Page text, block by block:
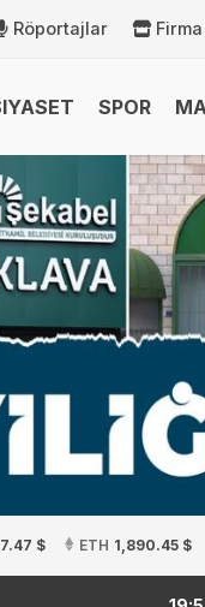
Röportajlar
SPOR
$ ETH 1,890.45 $